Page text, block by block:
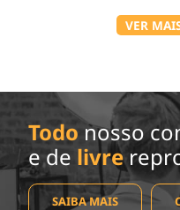
VER
Todo nosso
e de livre
SAIBA MAIS